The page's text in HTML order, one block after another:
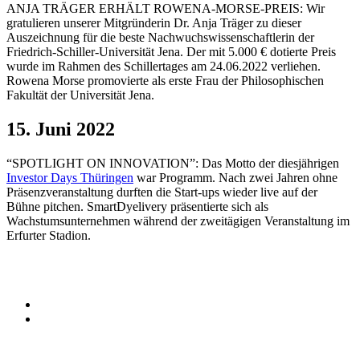
ANJA TRÄGER ERHÄLT ROWENA-MORSE-PREIS: Wir
gratulieren unserer Mitgründerin Dr. Anja Träger zu dieser
Auszeichnung für die beste Nachwuchswissenschaftlerin der
Friedrich-Schiller-Universität Jena. Der mit 5.000 € dotierte Preis
wurde im Rahmen des Schillertages am 24.06.2022 verliehen.
Rowena Morse promovierte als erste Frau der Philosophischen
Fakultät der Universität Jena.
15. Juni 2022
“SPOTLIGHT ON INNOVATION”: Das Motto der diesjährigen
Investor Days Thüringen war Programm. Nach zwei Jahren ohne
Präsenzveranstaltung durften die Start-ups wieder live auf der
Bühne pitchen. SmartDyelivery präsentierte sich als
Wachstumsunternehmen während der zweitägigen Veranstaltung im
Erfurter Stadion.